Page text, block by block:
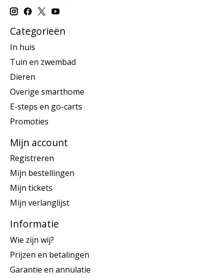
Categorieën
In huis
Tuin en zwembad
Dieren
Overige smarthome
E-steps en go-carts
Promoties
Mijn account
Registreren
Mijn bestellingen
Mijn tickets
Mijn verlanglijst
Informatie
Wie zijn wij?
Prijzen en betalingen
Garantie en annulatie